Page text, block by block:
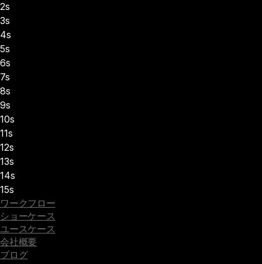
2s
3s
4s
5s
6s
7s
8s
9s
10s
11s
12s
13s
14s
15s
ワークフロー
ショーケース
ユースケース
会社概要
ブログ